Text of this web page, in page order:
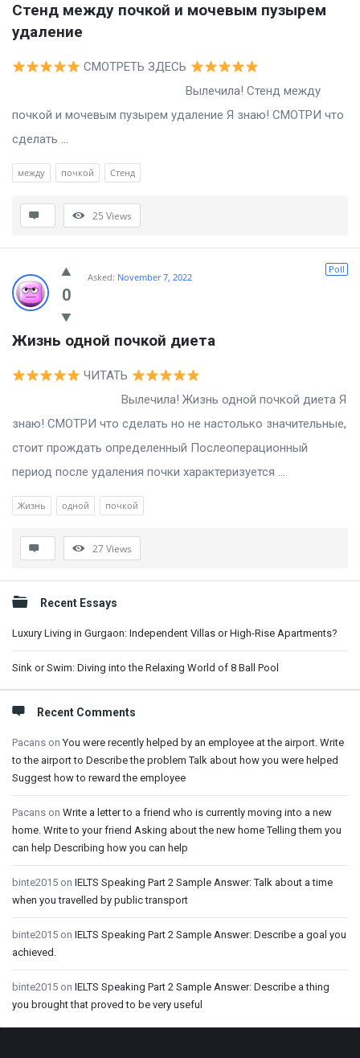
Стенд между почкой и мочевым пузырем
удаление
СМОТРЕТЬ ЗДЕСЬ
Вылечила! Стенд между
почкой и мочевым пузырем удаление Я знаю! СМОТРИ что
сделать ...
между почкой Стенд
25 Views
0
Poll
Asked: November 7, 2022
Жизнь одной почкой диета
ЧИТАТЬ
Вылечила! Жизнь одной почкой диета Я
знаю! СМОТРИ что сделать но не настолько значительные,
стоит прождать определенный Послеоперационный
период после удаления почки характеризуется ...
Жизнь одной почкой
27Views
Sidebar
Recent Essays
Luxury Living in Gurgaon: Independent Villas or High-Rise Apartments?
Sink or Swim: Diving into the Relaxing World of 8 Ball Pool
Recent Comments
Pacans onYou were recently helped by an employee at the airport. Write
to the airport to Describe the problem Talk about how you were helped
Suggest how to reward the employee
Pacans on Write a letter to a friend who is currently moving into a new
home. Write to your friend Asking about the new home Telling them you
can help Describing how you can help
binte2015 on IELTS Speaking Part 2 Sample Answer: Talk about a time
when you travelled by public transport
binte2015 on IELTS Speaking Part 2 Sample Answer: Describe a goal you
achieved.
binte2015 on IELTS Speaking Part 2 Sample Answer: Describe a thing
you brought that proved to be very useful